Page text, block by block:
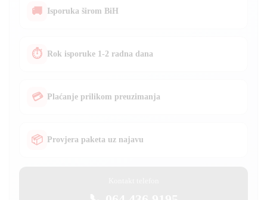
🚚 Isporuka širom BiH
⏱ Rok isporuke 1-2 radna dana
💳 Plaćanje prilikom preuzimanja
📦 Provjera paketa uz najavu